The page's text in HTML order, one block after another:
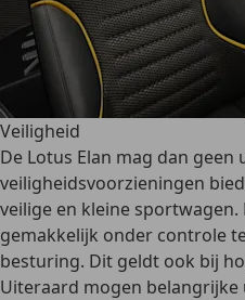
Veiligheid
De Lotus Elan mag dan geen
veiligheidsvoorzieningen
veilige en kleine sportwagen.
gemakkelijk onder controle
besturing. Dit geldt ook bij
Uiteraard mogen